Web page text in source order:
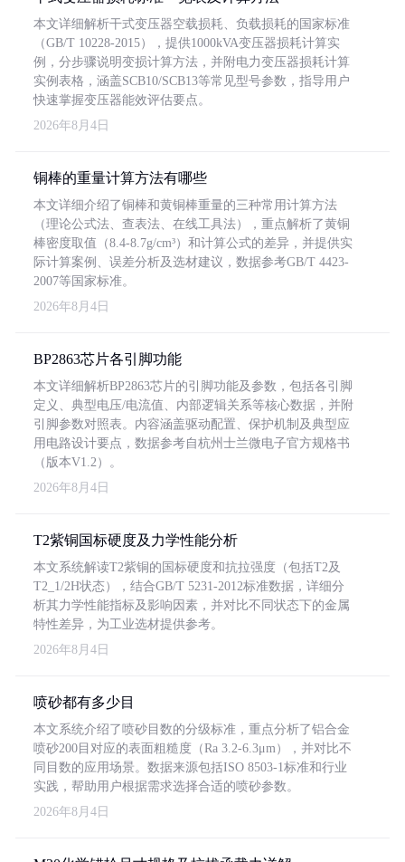
本文详细解析干式变压器空载损耗、负载损耗的国家标准
（GB/T 10228-2015），提供1000kVA变压器损耗计算实
例，分步骤说明变损计算方法，并附电力变压器损耗计算
实例表格，涵盖SCB10/SCB13等常见型号参数，指导用户
快速掌握变压器能效评估要点。
2026年8月4日
铜棒的重量计算方法有哪些
本文详细介绍了铜棒和黄铜棒重量的三种常用计算方法
（理论公式法、查表法、在线工具法），重点解析了黄铜
棒密度取值（8.4-8.7g/cm³）和计算公式的差异，并提供实
际计算案例、误差分析及选材建议，数据参考GB/T 4423-
2007等国家标准。
2026年8月4日
BP2863芯片各引脚功能
本文详细解析BP2863芯片的引脚功能及参数，包括各引脚
定义、典型电压/电流值、内部逻辑关系等核心数据，并附
引脚参数对照表。内容涵盖驱动配置、保护机制及典型应
用电路设计要点，数据参考自杭州士兰微电子官方规格书
（版本V1.2）。
2026年8月4日
T2紫铜国标硬度及力学性能分析
本文系统解读T2紫铜的国标硬度和抗拉强度（包括T2及
T2_1/2H状态），结合GB/T 5231-2012标准数据，详细分
析其力学性能指标及影响因素，并对比不同状态下的金属
特性差异，为工业选材提供参考。
2026年8月4日
喷砂都有多少目
本文系统介绍了喷砂目数的分级标准，重点分析了铝合金
喷砂200目对应的表面粗糙度（Ra 3.2-6.3μm），并对比不
同目数的应用场景。数据来源包括ISO 8503-1标准和行业
实践，帮助用户根据需求选择合适的喷砂参数。
2026年8月4日